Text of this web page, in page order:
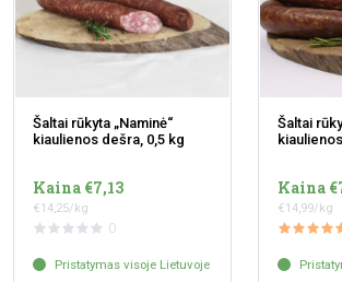
Šaltai rūkyta „Naminė“
kiaulienos dešra, 0,5 kg
Kaina €7,13
€14,25/kg
0
Pristatymas visoje Lietuvoje
Šaltai
Kaina
€14,99/kg